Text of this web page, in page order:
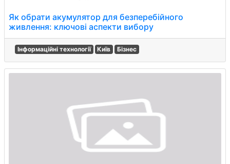
Як обрати акумулятор для безперебійного
живлення: ключові аспекти вибору
Інформаційні технології Київ Бізнес